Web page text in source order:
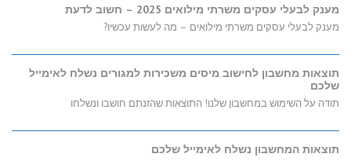
מענק לבעלי עסקים משרתי מילואים 2025 – חשוב לדעת
מענק לבעלי עסקים משרתי מילואים – מה לעשות עכשיו?
תוצאות מחשבון לחישוב מיסים משכירות למגורים נשלח לאימייל
שלכם
תודה על השימוש במחשבון שלנו! התוצאות שהזנתם חושבו ונשלחו
תוצאות המחשבון נשלח לאימייל שלכם